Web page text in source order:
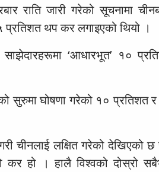
राति जारी गरेको सूचनामा
प्रतिशत थप कर लगाइएको थियो ।
साझेदारहरूमा ‘आधारभूत’ १०
सुरुमा घोषणा गरेको १० प्रतिशत र
चीनलाई लक्षित गरेको देखिएको
कर हो । हालै विश्वको दोस्रो